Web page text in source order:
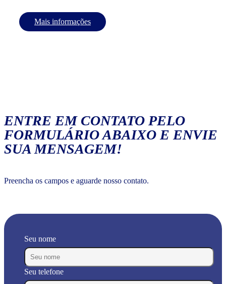
Mais informações
ENTRE EM CONTATO PELO
FORMULÁRIO ABAIXO E ENVIE
SUA MENSAGEM!
Preencha os campos e aguarde nosso contato.
Seu nome
Seu telefone